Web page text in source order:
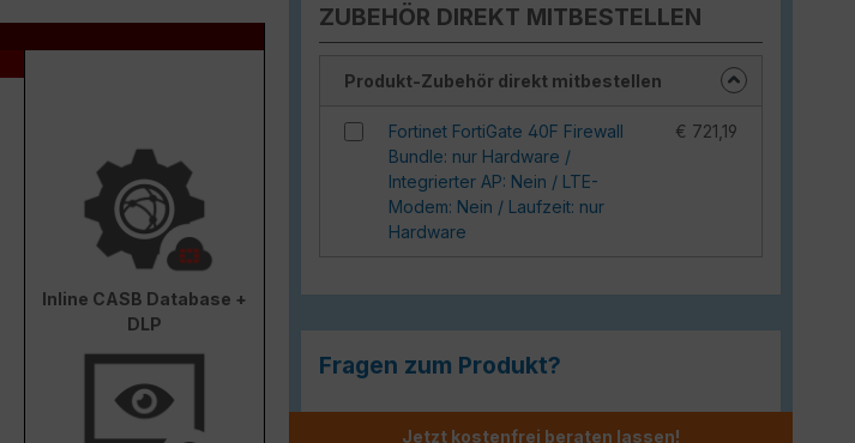
ZUBEHÖR DIREKT MITBESTELLEN
Produkt-Zubehör direkt mitbestellen
Fortinet FortiGate 40F Firewall
Bundle: nur Hardware /
Integrierter AP: Nein / LTE-
Modem: Nein / Laufzeit: nur
Hardware
€ 721,19
Fragen zum Produkt?
Jetzt kostenfrei beraten lassen!
Inline CASB Database +
DLP